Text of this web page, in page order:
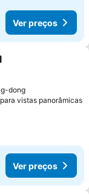
Ver preços
favoritos
dong
vistas panorâmicas
Ver preços